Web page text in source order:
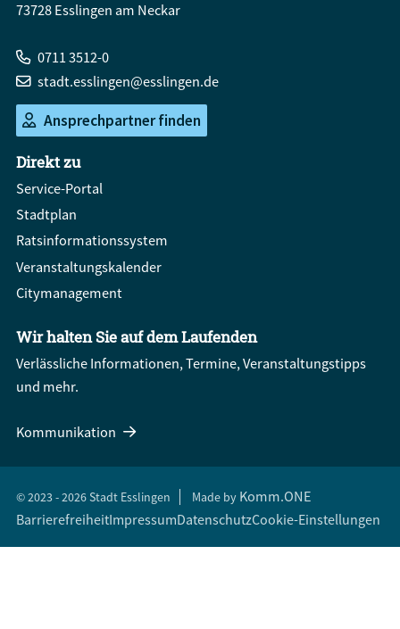
73728 Esslingen am Neckar
0711 3512-0
stadt.esslingen@esslingen.de
Ansprechpartner finden
Direkt zu
Service-Portal
Stadtplan
Ratsinformationssystem
Veranstaltungskalender
Citymanagement
Wir halten Sie auf dem Laufenden
Verlässliche Informationen, Termine, Veranstaltungstipps
und mehr.
Kommunikation
© 2023 - 2026 Stadt Esslingen Made by Komm.ONE
BarrierefreiheitImpressumDatenschutzCookie-Einstellungen